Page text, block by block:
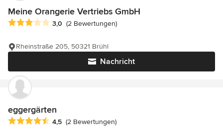
Meine Orangerie Vertriebs GmbH
Durchschnittliche Bewertung: 3 von 5 Sternen
3,0 (2 Bewertungen)
Nachricht
Rheinstraße 205, 50321 Brühl
eggergärten
Durchschnittliche Bewertung: 4.5 von 5 Sternen
4,5 (2 Bewertungen)